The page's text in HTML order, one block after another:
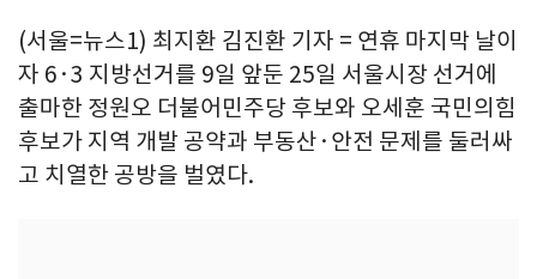
(서울=뉴스1) 최지환 김진환 기자 = 연휴 마지막 날이
자 6·3 지방선거를 9일 앞둔 25일 서울시장 선거에
출마한 정원오 더불어민주당 후보와 오세훈 국민의힘
후보가 지역 개발 공약과 부동산·안전 문제를 둘러싸
고 치열한 공방을 벌였다.